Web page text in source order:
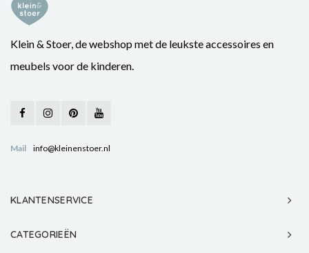
Klein & Stoer, de webshop met de leukste accessoires en
meubels voor de kinderen.
Mail info@kleinenstoer.nl
KLANTENSERVICE
CATEGORIEËN